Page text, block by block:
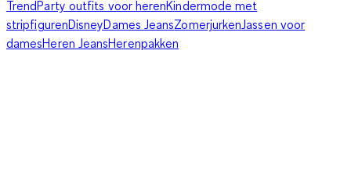
TrendParty outfits voor herenKindermode met
stripfigurenDisneyDames JeansZomerjurken Jassen voor
damesHeren JeansHerenpakken